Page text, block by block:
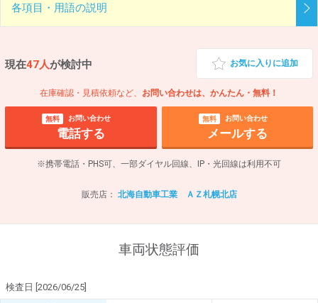
各項目・用語の説明
現在47人が検討中 お気に入りに追加
在庫確認・見積依頼など、 お問い合わせは、かんたん・無料！
無料 お問い合わせ
電話する
無料 お問い合わせ
メールする
※携帯電話・PHS可、一部ダイヤル回線、IP・光回線は利用不可
販売店： 北海自動車工業 ＡＺ札幌北店
車両状態評価
検査日 [2026/06/25]